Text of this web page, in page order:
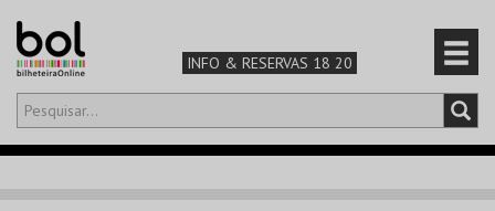
INFO & RESERVAS 18 20
Olá,iniciar sessão